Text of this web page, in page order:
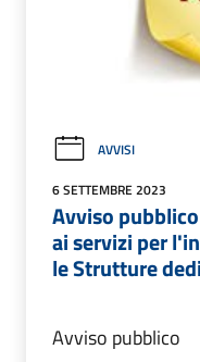
AVVISI
6 SETTEMBRE 2023
Avviso
ai servizi per
le Strutture
Avviso pubblico